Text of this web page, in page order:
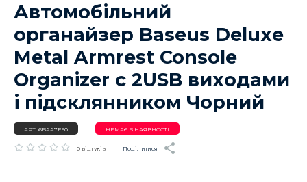
Автомобільний
органайзер Baseus Deluxe
Metal Armrest Console
Organizer c 2USB виходами
і підсклянником Чорний
АРТ. 6BAA7FF0 НЕМАЄ В НАЯВНОСТІ
0 відгуків Поділитися